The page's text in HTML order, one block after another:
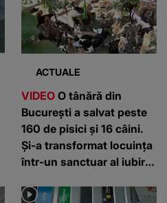
ACTUALE
VIDEO O tânără din
București a salvat peste
160 de pisici și 16 câini.
Și-a transformat locuința
într-un sanctuar al iubirii